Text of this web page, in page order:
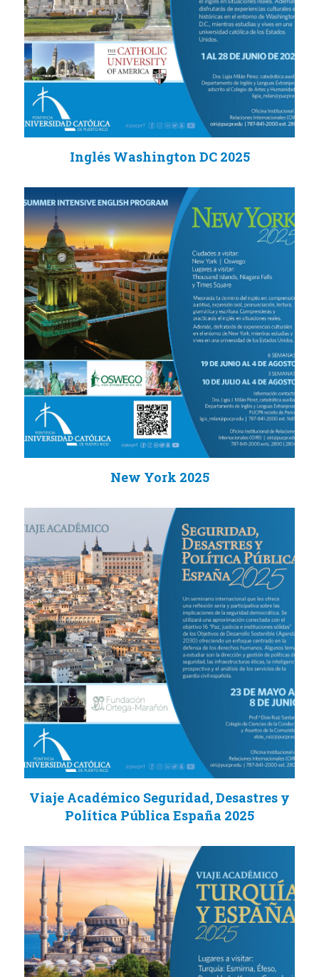
Inglés Washington DC 2025
New York 2025
Viaje Académico Seguridad, Desastres y
Política Pública España 2025